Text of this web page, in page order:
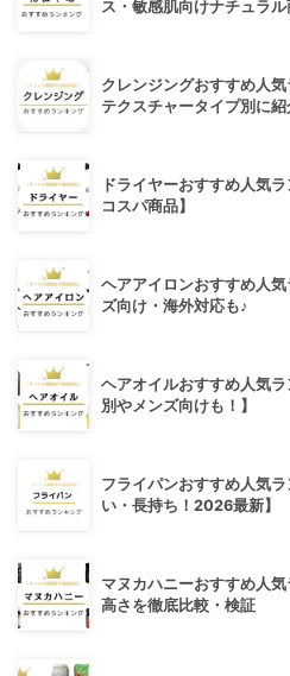
ス・敏感肌向けナチュラル
クレンジングおすすめ人
テクスチャータイプ別に紹
ドライヤーおすすめ人気
コスパ商品】
ヘアアイロンおすすめ人
ズ向け・海外対応も♪
ヘアオイルおすすめ人気
別やメンズ向けも！】
フライパンおすすめ人気
い・長持ち！2026最新】
マヌカハニーおすすめ人
高さを徹底比較・検証